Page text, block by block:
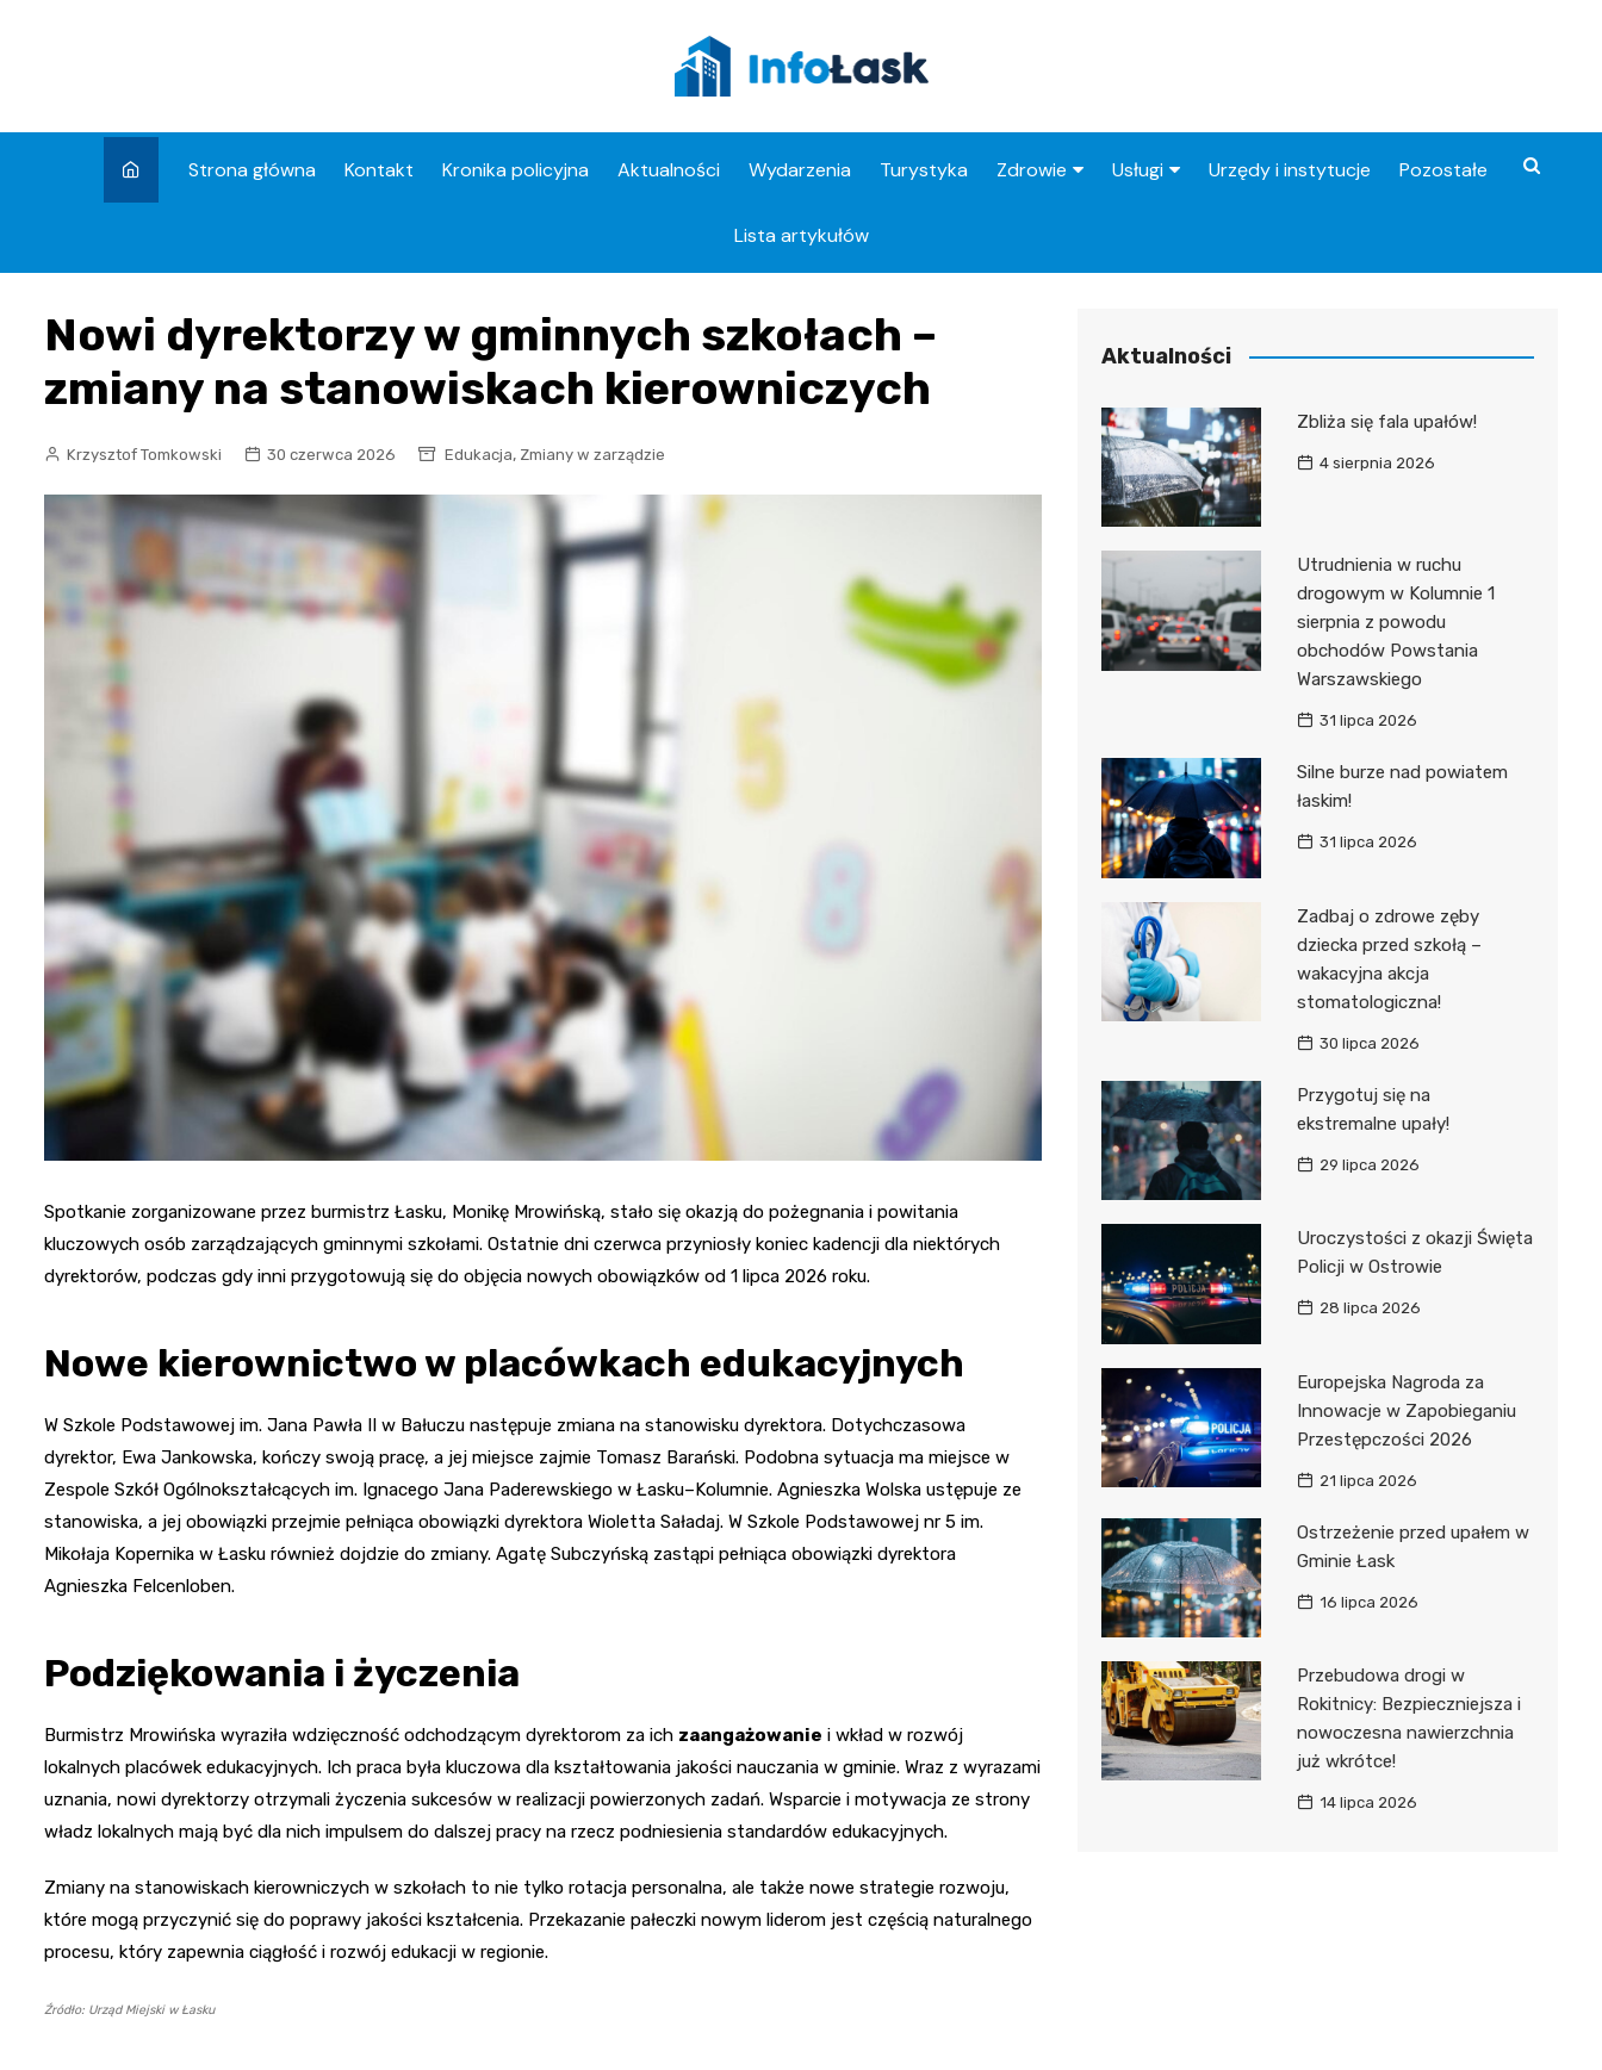
Strona główna Kontakt Kronika policyjna Aktualności Wydarzenia Turystyka Zdrowie Usługi Urzędy i instytucje Pozostałe
Lista artykułów
Nowi dyrektorzy w gminnych szkołach –
zmiany na stanowiskach kierowniczych
Krzysztof Tomkowski 30 czerwca 2026 Edukacja, Zmiany w zarządzie
Spotkanie zorganizowane przez burmistrz Łasku, Monikę Mrowińską, stało się okazją do pożegnania i powitania
kluczowych osób zarządzających gminnymi szkołami. Ostatnie dni czerwca przyniosły koniec kadencji dla niektórych
dyrektorów, podczas gdy inni przygotowują się do objęcia nowych obowiązków od 1 lipca 2026 roku.
Nowe kierownictwo w placówkach edukacyjnych
W Szkole Podstawowej im. Jana Pawła II w Bałuczu następuje zmiana na stanowisku dyrektora. Dotychczasowa
dyrektor, Ewa Jankowska, kończy swoją pracę, a jej miejsce zajmie Tomasz Barański. Podobna sytuacja ma miejsce w
Zespole Szkół Ogólnokształcących im. Ignacego Jana Paderewskiego w Łasku–Kolumnie. Agnieszka Wolska ustępuje ze
stanowiska, a jej obowiązki przejmie pełniąca obowiązki dyrektora Wioletta Saładaj. W Szkole Podstawowej nr 5 im.
Mikołaja Kopernika w Łasku również dojdzie do zmiany. Agatę Subczyńską zastąpi pełniąca obowiązki dyrektora
Agnieszka Felcenloben.
Podziękowania i życzenia
Burmistrz Mrowińska wyraziła wdzięczność odchodzącym dyrektorom za ich zaangażowanie i wkład w rozwój
lokalnych placówek edukacyjnych. Ich praca była kluczowa dla kształtowania jakości nauczania w gminie. Wraz z wyrazami
uznania, nowi dyrektorzy otrzymali życzenia sukcesów w realizacji powierzonych zadań. Wsparcie i motywacja ze strony
władz lokalnych mają być dla nich impulsem do dalszej pracy na rzecz podniesienia standardów edukacyjnych.
Zmiany na stanowiskach kierowniczych w szkołach to nie tylko rotacja personalna, ale także nowe strategie rozwoju,
które mogą przyczynić się do poprawy jakości kształcenia. Przekazanie pałeczki nowym liderom jest częścią naturalnego
procesu, który zapewnia ciągłość i rozwój edukacji w regionie.
Źródło: Urząd Miejski w Łasku
Aktualności
Zbliża się fala upałów!
4 sierpnia 2026
Utrudnienia w ruchu
drogowym w Kolumnie 1
sierpnia z powodu
obchodów Powstania
Warszawskiego
31 lipca 2026
Silne burze nad powiatem
łaskim!
31 lipca 2026
Zadbaj o zdrowe zęby
dziecka przed szkołą –
wakacyjna akcja
stomatologiczna!
30 lipca 2026
Przygotuj się na
ekstremalne upały!
29 lipca 2026
Uroczystości z okazji Święta
Policji w Ostrowie
28 lipca 2026
Europejska Nagroda za
Innowacje w Zapobieganiu
Przestępczości 2026
21 lipca 2026
Ostrzeżenie przed upałem w
Gminie Łask
16 lipca 2026
Przebudowa drogi w
Rokitnicy: Bezpieczniejsza i
nowoczesna nawierzchnia
już wkrótce!
14 lipca 2026